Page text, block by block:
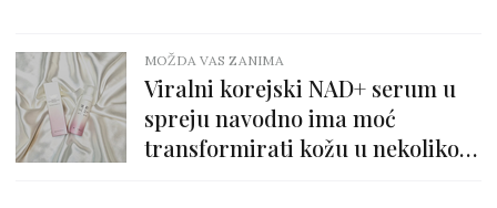
MOŽDA VAS ZANIMA
Viralni korejski NAD+ serum u
spreju navodno ima moć
transformirati kožu u nekoliko